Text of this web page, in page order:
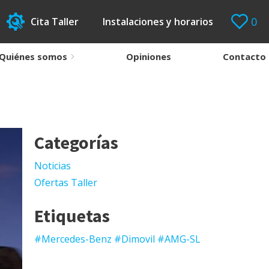
Cita Taller Instalaciones y horarios 0
somos Opiniones Contacto
Categorías
Noticias
Ofertas Taller
Etiquetas
#Mercedes-Benz #Dimovil #AMG-SL